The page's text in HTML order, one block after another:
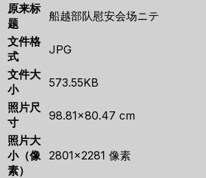
原来标
题
船越部队慰安会场ニテ
文件格
式
JPG
文件大
小
573.55KB
照片尺
寸
98.81×80.47 cm
照片大
小（像
素）
2801×2281 像素